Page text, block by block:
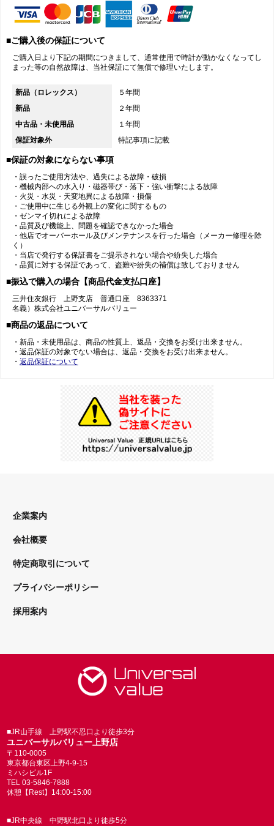
■ご購入後の保証について
ご購入日より下記の期間につきまして、通常使用で時計が動かなくなってし
まった等の自然故障は、当社保証にて無償で修理いたします。
新品（ロレックス）
５年間
新品
２年間
中古品・未使用品
１年間
保証対象外
特記事項に記載
■保証の対象にならない事項
・誤ったご使用方法や、過失による故障・破損
・機械内部への水入り・磁器帯び・落下・強い衝撃による故障
・火災・水災・天変地異による故障・損傷
・ご使用中に生じる外観上の変化に関するもの
・ゼンマイ切れによる故障
・品質及び機能上、問題を確認できなかった場合
・他店でオーバーホール及びメンテナンスを行った場合（メーカー修理を除
く）
・当店で発行する保証書をご提示されない場合や紛失した場合
・品質に対する保証であって、盗難や紛失の補償は致しておりません
■振込で購入の場合【商品代金支払口座】
三井住友銀行 上野支店 普通口座 8363371
名義）株式会社ユニバーサルバリュー
■商品の返品について
・新品・未使用品は、商品の性質上、返品・交換をお受け出来ません。
・返品保証の対象でない場合は、返品・交換をお受け出来ません。
・ 返品保証について
企業案内
会社概要
特定商取引について
プライバシーポリシー
採用案内
■JR山手線 上野駅不忍口より徒歩3分
ユニバーサルバリュー上野店
〒110-0005
東京都台東区上野4-9-15
ミハシビル1F
TEL 03-5846-7888
休憩【Rest】14:00-15:00
■JR中央線 中野駅北口より徒歩5分